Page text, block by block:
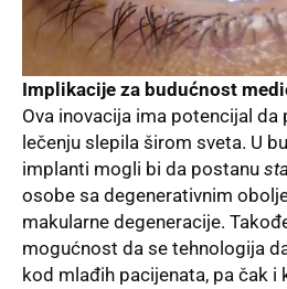
Implikacije za budućnost
Ova inovacija ima potencijal
lečenju slepila širom sveta. U
implanti mogli bi da postanu
osobe sa degenerativnim
makularne degeneracije.
mogućnost da se tehnologija
kod mlađih pacijenata, pa čak i